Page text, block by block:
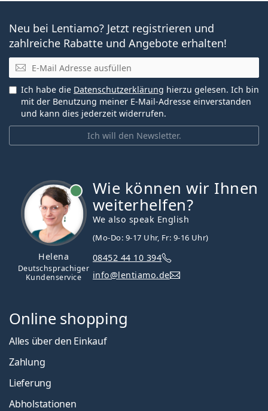
Neu bei Lentiamo? Jetzt registrieren und
zahlreiche Rabatte und Angebote erhalten!
E-Mail
Ich will den Newsletter.
Ich habe die Datenschutzerklärung hierzu gelesen. Ich bin
mit der Benutzung meiner E-Mail-Adresse einverstanden
und kann dies jederzeit widerrufen.
Helena
Deutschsprachiger
Kundenservice
Wie können wir Ihnen
weiterhelfen?
We also speak English
(Mo-Do: 9-17 Uhr, Fr: 9-16 Uhr)
08452 44 10 394
info@lentiamo.de
Online shopping
Alles über den Einkauf
Zahlung
Lieferung
Abholstationen